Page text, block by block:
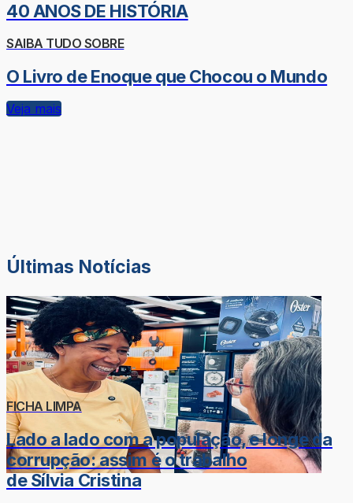
40 ANOS DE HISTÓRIA
SAIBA TUDO SOBRE
O Livro de Enoque que Chocou o Mundo
Veja mais
Últimas Notícias
FICHA LIMPA
Lado a lado com a população, e longe da
corrupção: assim é o trabalho
de Sílvia Cristina